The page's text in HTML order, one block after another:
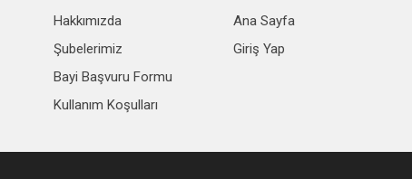
Hakkımızda
Şubelerimiz
Bayi Başvuru Formu
Kullanım Koşulları
Ana Sayfa
Giriş Yap